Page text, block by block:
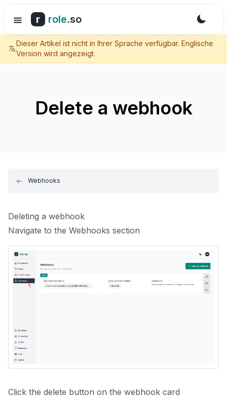
r role.so
Dieser Artikel ist nicht in Ihrer Sprache verfügbar. Englische
Version wird angezeigt.
Delete a webhook
Webhooks
Deleting a webhook
Navigate to the Webhooks section
Click the delete button on the webhook card